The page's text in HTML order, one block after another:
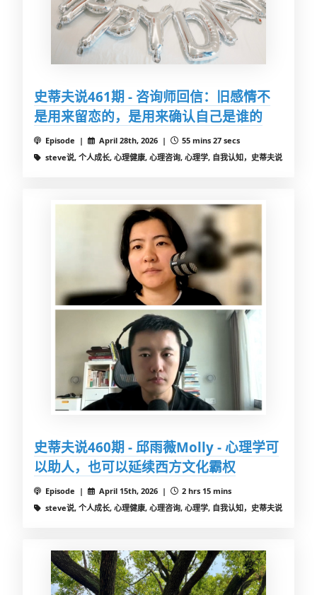
史蒂夫说461期 - 咨询师回信：旧感情不
是用来留恋的，是用来确认自己是谁的
Episode | April 28th, 2026 |
55 mins 27 secs
steve说, 个人成长, 心理健康, 心理咨询, 心理学, 自我认知，史蒂夫说
史蒂夫说460期 - 邱雨薇Molly - 心理学可
以助人，也可以延续西方文化霸权
Episode | April 15th, 2026 |
2 hrs 15 mins
steve说, 个人成长, 心理健康, 心理咨询, 心理学, 自我认知，史蒂夫说